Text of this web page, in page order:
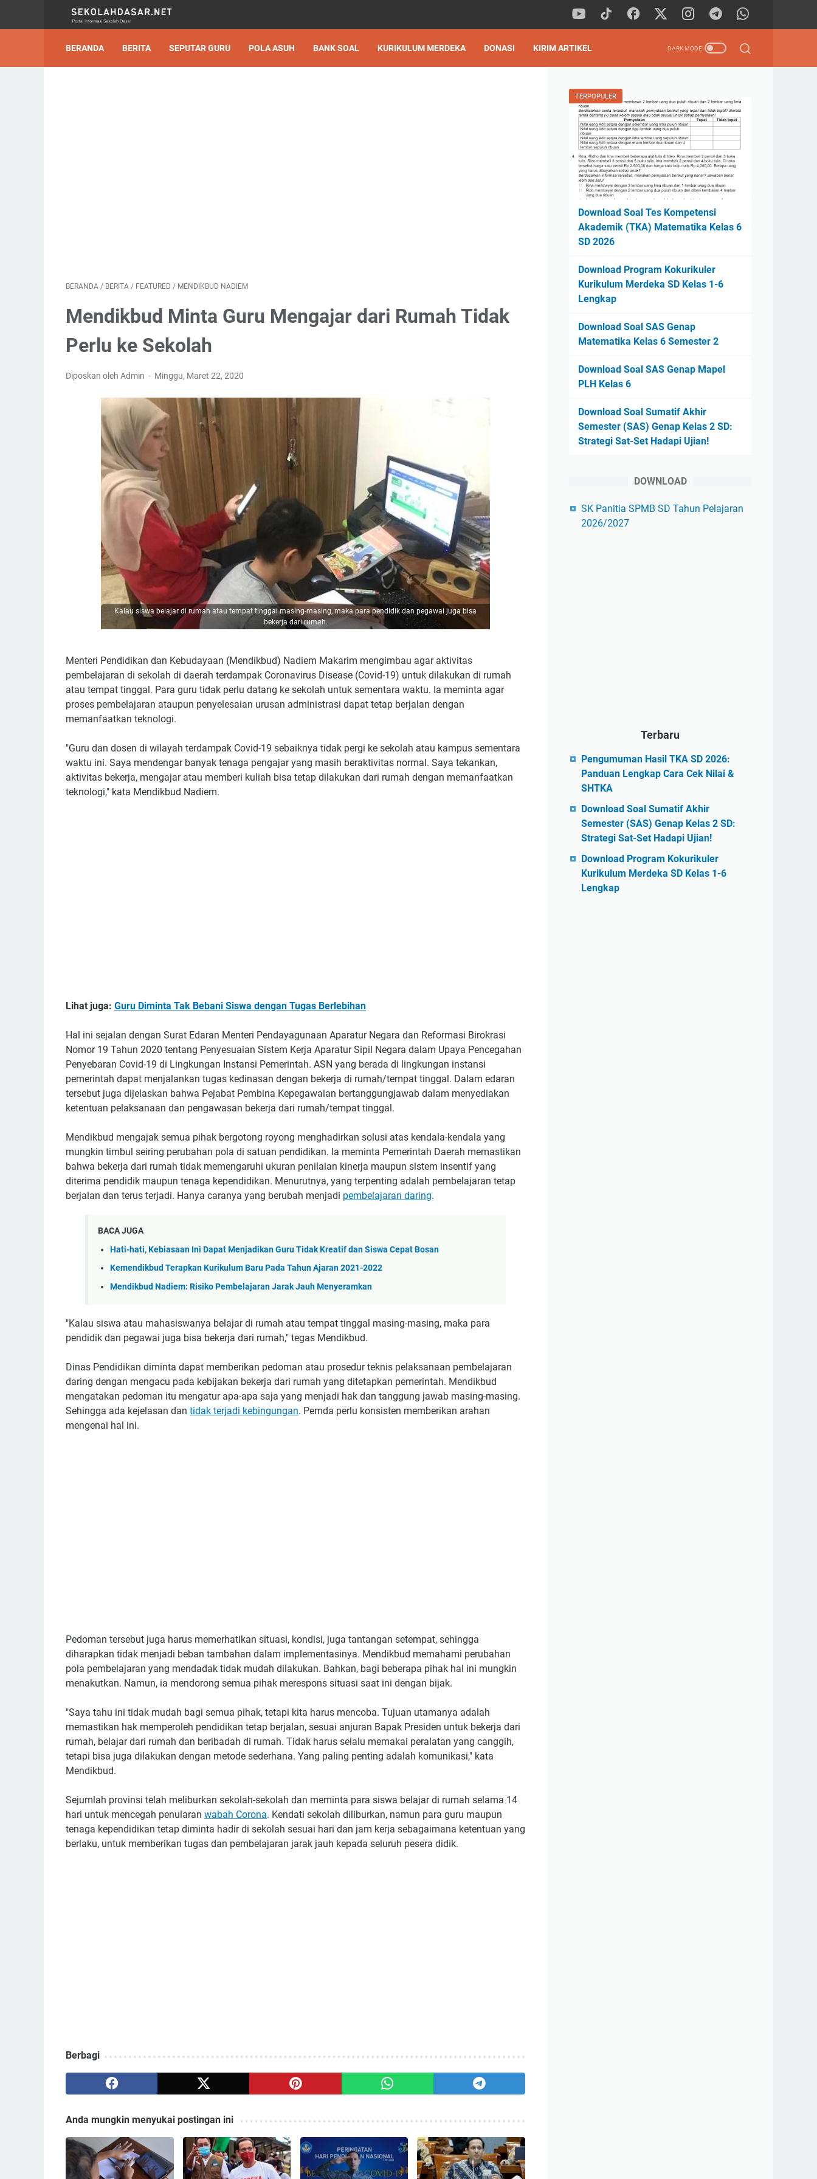
BERANDA BERITA SEPUTAR GURU POLA ASUH BANK SOAL KURIKULUM MERDEKA DONASI KIRIM ARTIKEL
BERANDA / BERITA / FEATURED / MENDIKBUD NADIEM
Mendikbud Minta Guru Mengajar dari Rumah Tidak
Perlu ke Sekolah
Diposkan oleh Admin Minggu, Maret 22, 2020
Kalau siswa belajar di rumah atau tempat tinggal masing-masing, maka para pendidik dan pegawai juga bisa
bekerja dari rumah.
Menteri Pendidikan dan Kebudayaan (Mendikbud) Nadiem Makarim mengimbau agar aktivitas
pembelajaran di sekolah di daerah terdampak Coronavirus Disease (Covid-19) untuk dilakukan di rumah
atau tempat tinggal. Para guru tidak perlu datang ke sekolah untuk sementara waktu. Ia meminta agar
proses pembelajaran ataupun penyelesaian urusan administrasi dapat tetap berjalan dengan
memanfaatkan teknologi.
"Guru dan dosen di wilayah terdampak Covid-19 sebaiknya tidak pergi ke sekolah atau kampus sementara
waktu ini. Saya mendengar banyak tenaga pengajar yang masih beraktivitas normal. Saya tekankan,
aktivitas bekerja, mengajar atau memberi kuliah bisa tetap dilakukan dari rumah dengan memanfaatkan
teknologi," kata Mendikbud Nadiem.
Lihat juga: Guru Diminta Tak Bebani Siswa dengan Tugas Berlebihan
Hal ini sejalan dengan Surat Edaran Menteri Pendayagunaan Aparatur Negara dan Reformasi Birokrasi
Nomor 19 Tahun 2020 tentang Penyesuaian Sistem Kerja Aparatur Sipil Negara dalam Upaya Pencegahan
Penyebaran Covid-19 di Lingkungan Instansi Pemerintah. ASN yang berada di lingkungan instansi
pemerintah dapat menjalankan tugas kedinasan dengan bekerja di rumah/tempat tinggal. Dalam edaran
tersebut juga dijelaskan bahwa Pejabat Pembina Kepegawaian bertanggungjawab dalam menyediakan
ketentuan pelaksanaan dan pengawasan bekerja dari rumah/tempat tinggal.
Mendikbud mengajak semua pihak bergotong royong menghadirkan solusi atas kendala-kendala yang
mungkin timbul seiring perubahan pola di satuan pendidikan. Ia meminta Pemerintah Daerah memastikan
bahwa bekerja dari rumah tidak memengaruhi ukuran penilaian kinerja maupun sistem insentif yang
diterima pendidik maupun tenaga kependidikan. Menurutnya, yang terpenting adalah pembelajaran tetap
berjalan dan terus terjadi. Hanya caranya yang berubah menjadi pembelajaran daring.
BACA JUGA
Hati-hati, Kebiasaan Ini Dapat Menjadikan Guru Tidak Kreatif dan Siswa Cepat Bosan
Kemendikbud Terapkan Kurikulum Baru Pada Tahun Ajaran 2021-2022
Mendikbud Nadiem: Risiko Pembelajaran Jarak Jauh Menyeramkan
"Kalau siswa atau mahasiswanya belajar di rumah atau tempat tinggal masing-masing, maka para
pendidik dan pegawai juga bisa bekerja dari rumah," tegas Mendikbud.
Dinas Pendidikan diminta dapat memberikan pedoman atau prosedur teknis pelaksanaan pembelajaran
daring dengan mengacu pada kebijakan bekerja dari rumah yang ditetapkan pemerintah. Mendikbud
mengatakan pedoman itu mengatur apa-apa saja yang menjadi hak dan tanggung jawab masing-masing.
Sehingga ada kejelasan dan tidak terjadi kebingungan. Pemda perlu konsisten memberikan arahan
mengenai hal ini.
Pedoman tersebut juga harus memerhatikan situasi, kondisi, juga tantangan setempat, sehingga
diharapkan tidak menjadi beban tambahan dalam implementasinya. Mendikbud memahami perubahan
pola pembelajaran yang mendadak tidak mudah dilakukan. Bahkan, bagi beberapa pihak hal ini mungkin
menakutkan. Namun, ia mendorong semua pihak merespons situasi saat ini dengan bijak.
"Saya tahu ini tidak mudah bagi semua pihak, tetapi kita harus mencoba. Tujuan utamanya adalah
memastikan hak memperoleh pendidikan tetap berjalan, sesuai anjuran Bapak Presiden untuk bekerja dari
rumah, belajar dari rumah dan beribadah di rumah. Tidak harus selalu memakai peralatan yang canggih,
tetapi bisa juga dilakukan dengan metode sederhana. Yang paling penting adalah komunikasi," kata
Mendikbud.
Sejumlah provinsi telah meliburkan sekolah-sekolah dan meminta para siswa belajar di rumah selama 14
hari untuk mencegah penularan wabah Corona. Kendati sekolah diliburkan, namun para guru maupun
tenaga kependidikan tetap diminta hadir di sekolah sesuai hari dan jam kerja sebagaimana ketentuan yang
berlaku, untuk memberikan tugas dan pembelajaran jarak jauh kepada seluruh pesera didik.
Berbagi
Anda mungkin menyukai postingan ini
TERPOPULER
Download Soal Tes Kompetensi
Akademik (TKA) Matematika Kelas 6
SD 2026
Download Program Kokurikuler
Kurikulum Merdeka SD Kelas 1-6
Lengkap
Download Soal SAS Genap
Matematika Kelas 6 Semester 2
Download Soal SAS Genap Mapel
PLH Kelas 6
Download Soal Sumatif Akhir
Semester (SAS) Genap Kelas 2 SD:
Strategi Sat-Set Hadapi Ujian!
DOWNLOAD
SK Panitia SPMB SD Tahun Pelajaran
2026/2027
Terbaru
Pengumuman Hasil TKA SD 2026:
Panduan Lengkap Cara Cek Nilai &
SHTKA
Download Soal Sumatif Akhir
Semester (SAS) Genap Kelas 2 SD:
Strategi Sat-Set Hadapi Ujian!
Download Program Kokurikuler
Kurikulum Merdeka SD Kelas 1-6
Lengkap